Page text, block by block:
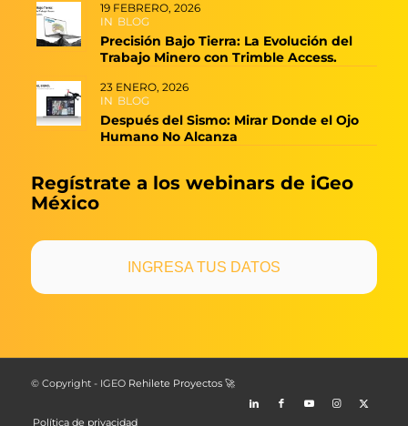
19 FEBRERO, 2026
IN BLOG
Precisión Bajo Tierra: La Evolución del
Trabajo Minero con Trimble Access.
23 ENERO, 2026
IN BLOG
Después del Sismo: Mirar Donde el Ojo
Humano No Alcanza
Regístrate a los webinars de iGeo
México
INGRESA TUS DATOS
© Copyright - IGEO Rehilete Proyectos 🚀
Política de privacidad